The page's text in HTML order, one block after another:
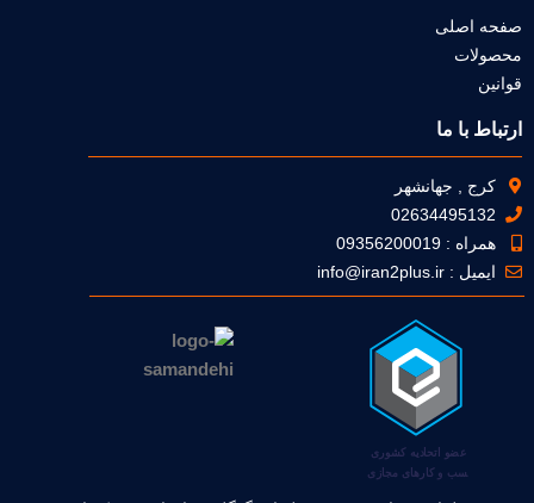
صفحه اصلی
محصولات
قوانین
ارتباط با ما
کرج , جهانشهر
02634495132
همراه : 09356200019
ایمیل : info@iran2plus.ir